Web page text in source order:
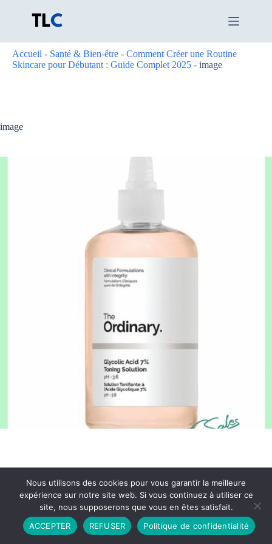
Accueil - Santé & Bien-être - Comment Créer une Routine
Skincare pour Débutant : Guide Complet 2025 - image
image
Partenariat Contact
Politique de Confidentialité
CGU
Copyright © 2026 - Propulsé par DIEUDUDIABLE
Nous utilisons des cookies pour vous garantir la meilleure
expérience sur notre site web. Si vous continuez à utiliser ce
site, nous supposerons que vous en êtes satisfait.
ACCEPTER
REFUSER Politique de confidentialité